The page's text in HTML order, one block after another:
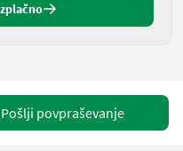
Pošlji povpraševanje